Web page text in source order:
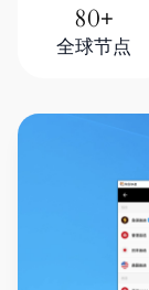
80+
全球节点